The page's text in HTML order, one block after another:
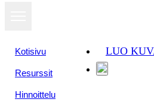
Kotisivu
Resurssit
Hinnoittelu
LUO